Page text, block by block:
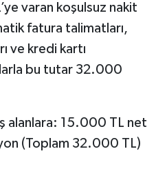
varan koşulsuz nakit
fatura talimatları,
ve kredi kartı
bu tutar 32.000
alanlara: 15.000 TL net
(Toplam 32.000 TL)